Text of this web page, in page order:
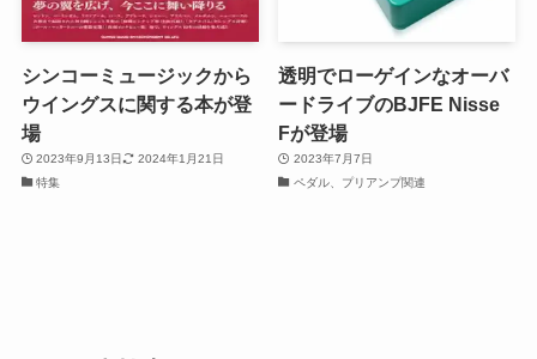
シンコーミュージックから
ウイングスに関する本が登
場
2023年9月13日
2024年1月21日
特集
透明でローゲインなオーバ
ードライブのBJFE Nisse
Fが登場
2023年7月7日
ペダル、プリアンプ関連